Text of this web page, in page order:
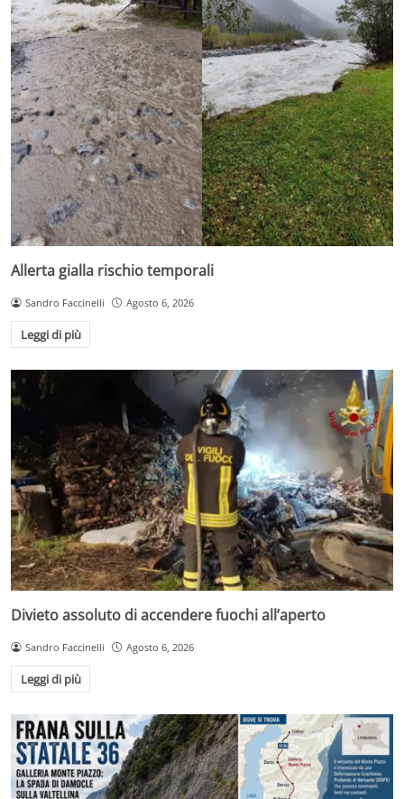
Allerta gialla rischio temporali
Sandro Faccinelli Agosto 6, 2026
Leggi di più
Divieto assoluto di accendere fuochi all’aperto
Sandro Faccinelli Agosto 6, 2026
Leggi di più